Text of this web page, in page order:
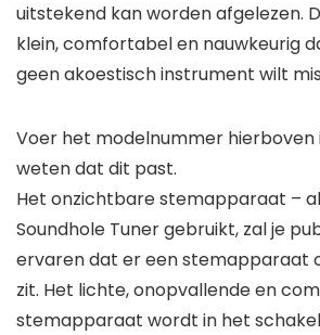
uitstekend kan worden afgelezen.
klein, comfortabel en nauwkeurig
geen akoestisch instrument wilt
Voer het modelnummer hierboven
weten dat dit past.
Het onzichtbare stemapparaat –
Soundhole Tuner gebruikt, zal je
ervaren dat er een stemapparaat
zit. Het lichte, onopvallende en
stemapparaat wordt in het